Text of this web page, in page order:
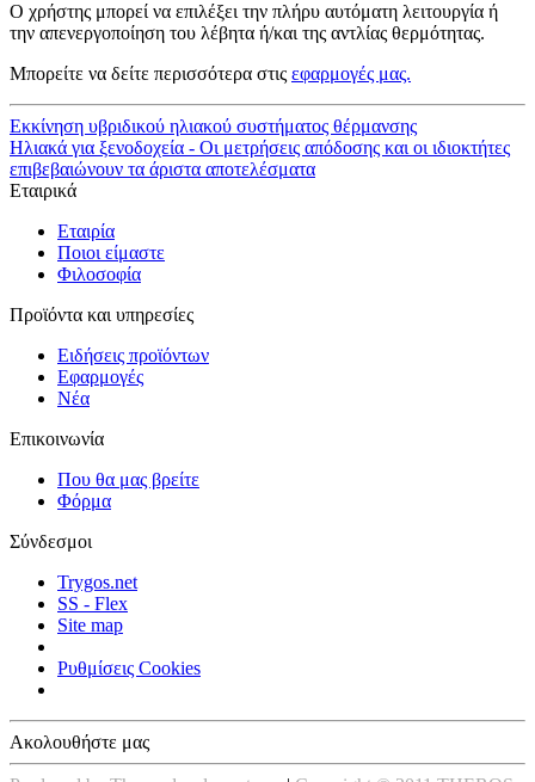
Ο χρήστης μπορεί να επιλέξει την πλήρυ αυτόματη λειτουργία ή
την απενεργοποίηση του λέβητα ή/και της αντλίας θερμότητας.
Μπορείτε να δείτε περισσότερα στις εφαρμογές μας.
Εκκίνηση υβριδικού ηλιακού συστήματος θέρμανσης
Ηλιακά για ξενοδοχεία - Οι μετρήσεις απόδοσης και οι ιδιοκτήτες
επιβεβαιώνουν τα άριστα αποτελέσματα
Εταιρικά
Εταιρία
Ποιοι είμαστε
Φιλοσοφία
Προϊόντα και υπηρεσίες
Ειδήσεις προϊόντων
Εφαρμογές
Νέα
Επικοινωνία
Που θα μας βρείτε
Φόρμα
Σύνδεσμοι
Trygos.net
SS - Flex
Site map
Ρυθμίσεις Cookies
Ακολουθήστε μας